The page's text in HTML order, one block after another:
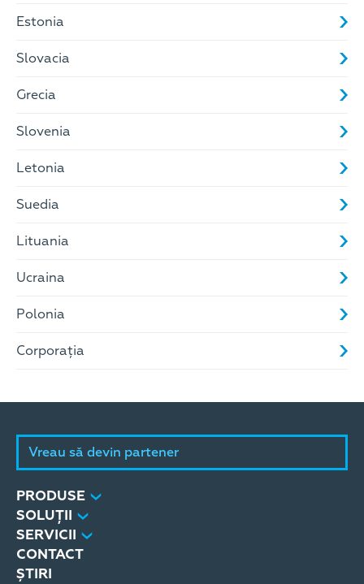
Estonia
Slovacia
Grecia
Slovenia
Letonia
Suedia
Lituania
Ucraina
Polonia
Corporația
Vreau să devin partener
PRODUSE
SOLUȚII
SERVICII
CONTACT
ȘTIRI